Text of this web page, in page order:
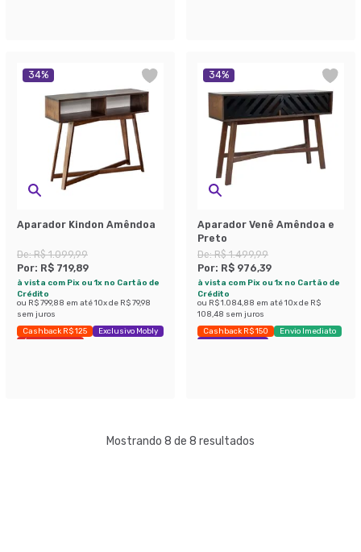
34%
Aparador Kindon Amêndoa
De:R$ 1.099,99
Por: R$ 719,89
à vista com Pix ou 1x no Cartão de
Crédito
ou R$ 799,88 em até10x de R$ 79,98
sem juros
Cashback R$ 125
Exclusivo Mobly
Últimas peças
34%
Aparador Venê Amêndoa e
Preto
De:R$ 1.499,99
Por: R$ 976,39
à vista com Pix ou 1x no Cartão de
Crédito
ou R$ 1.084,88 em até10x de R$
108,48 sem juros
Cashback R$ 150
Envio Imediato
Exclusivo Mobly
Mostrando 8 de 8 resultados